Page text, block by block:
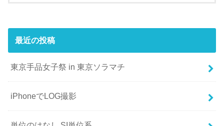
最近の投稿
東京手品女子祭 in 東京ソラマチ
iPhoneでLOG撮影